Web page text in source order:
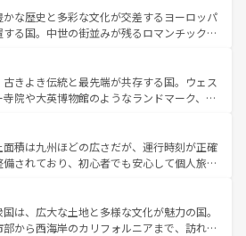
性で訪れる人を魅了する。 なお、新着のスペイン情報は コ
を参照してほしい。
ビーチ、そして豊かな自然が、訪れる者を心
。また、フランスは美食の国としても知ら
ンの発祥地であるランス、プロヴァンスの
ンダー畑など、多彩な楽しみ方が可能だ。さ
外の地域にも魅力が溢れており、どの街角に
運ぶとそれぞれで全く異なる文化を体験で
きるだろう。 なお、新着のフランス情報はコンテンツ一覧
い。
かな歴史と多彩な文化が交差するヨーロッパ
する国。中世の街並みが残るロマンチック街
は、どこを歩いても飽きることがない。ベ
的活気、バイエルン州のアルプスの絶景、そ
沿いのワイン畑といった風景は必見。ビール
にはぜひ体験してほしい。 なお、新着の
コンテンツ一覧を参照してほしい。
古きよき伝統と最先端が共存する国。ウェス
寺院や大英博物館のようなランドマーク、歴
る魅力がある。また、優雅なアフタヌーン
ル好きにはたまらない英国パブ、サッカー観
だからこそできる体験も豊富。イギリスを旅
してほしい。
面積は九州ほどの広さだが、運行時刻が正確
備されており、初心者でも安心して個人旅行
ま残る町や、スイスならではのユニークな
アルプス観光だけでなく町歩きも満喫する
。国民の所得が高いため物価も高いが、旅行
は、広大な土地と多様な文化が魅力の国。
部から西海岸のカリフォルニアまで、訪れる